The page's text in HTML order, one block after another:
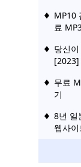
MP10
료
당신
[2023]
무료
기
8년 일
웹사이
MP3